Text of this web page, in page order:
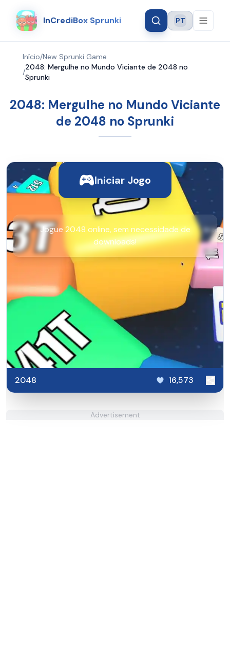
InCrediBox Sprunki Language
PT
Início/New Sprunki Game
/
2048: Mergulhe no Mundo Viciante de 2048 no
Sprunki
2048: Mergulhe no Mundo Viciante
de 2048 no Sprunki
Iniciar Jogo
Jogue 2048 online, sem necessidade de
downloads!
2048 16,573
Advertisement